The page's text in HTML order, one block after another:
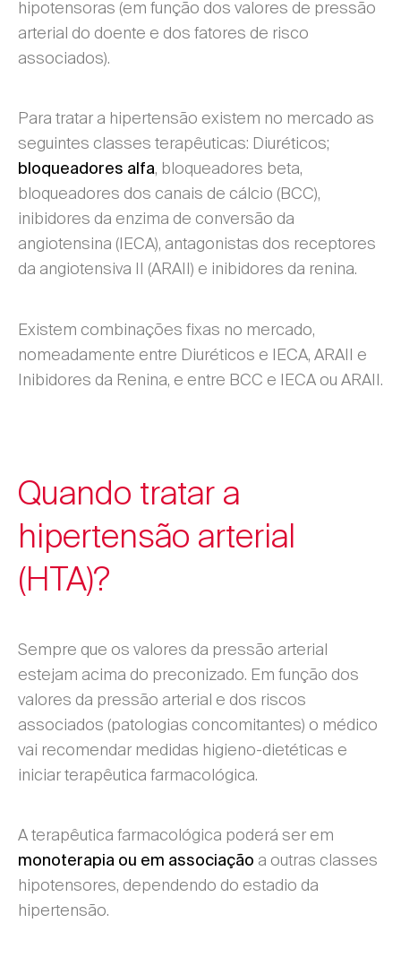
hipotensoras (em função dos valores de pressão
arterial do doente e dos fatores de risco
associados).
Para tratar a hipertensão existem no mercado as
seguintes classes terapêuticas: Diuréticos;
bloqueadores alfa, bloqueadores beta,
bloqueadores dos canais de cálcio (BCC),
inibidores da enzima de conversão da
angiotensina (IECA), antagonistas dos receptores
da angiotensiva II (ARAII) e inibidores da renina.
Existem combinações fixas no mercado,
nomeadamente entre Diuréticos e IECA, ARAII e
Inibidores da Renina, e entre BCC e IECA ou ARAII.
Quando tratar a
hipertensão arterial
(HTA)?
Sempre que os valores da pressão arterial
estejam acima do preconizado. Em função dos
valores da pressão arterial e dos riscos
associados (patologias concomitantes) o médico
vai recomendar medidas higieno-dietéticas e
iniciar terapêutica farmacológica.
A terapêutica farmacológica poderá ser em
monoterapia ou em associação a outras classes
hipotensores, dependendo do estadio da
hipertensão.